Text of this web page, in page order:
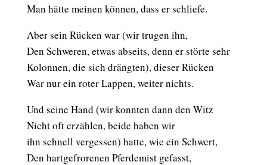
Man hätte meinen können, dass er schliefe.
Aber sein Rücken war (wir trugen ihn,
Den Schweren, etwas abseits, denn er störte sehr
Kolonnen, die sich drängten), dieser Rücken
War nur ein roter Lappen, weiter nichts.
Und seine Hand (wir konnten dann den Witz
Nicht oft erzählen, beide haben wir
ihn schnell vergessen) hatte, wie ein Schwert,
Den hartgefrorenen Pferdemist gefasst,